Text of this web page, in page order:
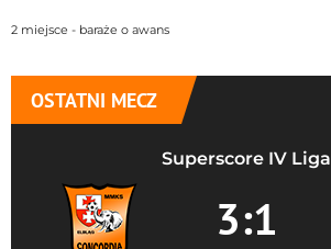
2 miejsce - baraże o awans
OSTATNI MECZ
Superscore IV Liga
3:1